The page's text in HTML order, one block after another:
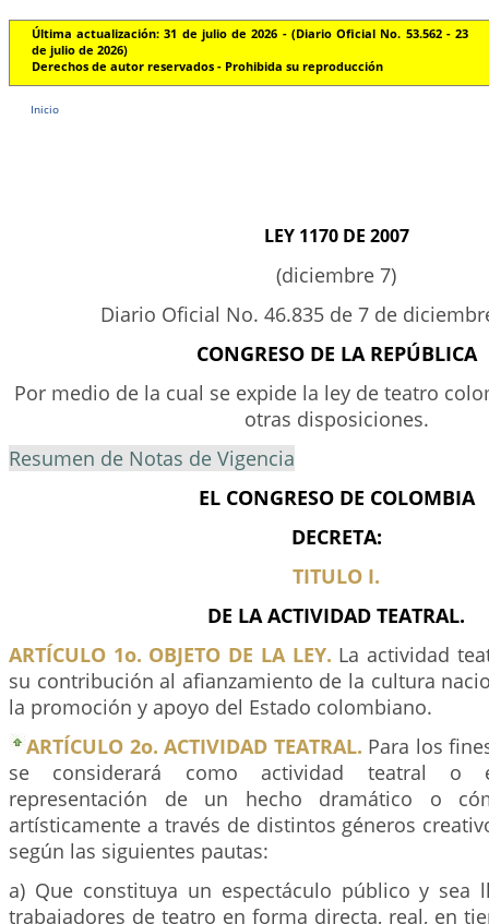
Última actualización: 31 de julio de 2026 - (Diario Oficial No. 53.562 - 23
de julio de 2026)
Derechos de autor reservados - Prohibida su reproducción
Inicio
LEY 1170 DE 2007
(diciembre 7)
Diario Oficial No. 46.835 de 7 de
CONGRESO DE LA REPÚBLICA
Por medio de la cual se expide la ley de teatro
otras disposiciones.
Resumen de Notas de Vigencia
EL CONGRESO DE COLOMBIA
DECRETA:
TITULO I.
DE LA ACTIVIDAD TEATRAL.
ARTÍCULO 1o. OBJETO DE LA LEY. La actividad
su contribución al afianzamiento de la cultura
la promoción y apoyo del Estado colombiano.
ARTÍCULO 2o. ACTIVIDAD TEATRAL. Para los
se considerará como actividad teatral o
representación de un hecho dramático o
artísticamente a través de distintos géneros
según las siguientes pautas:
a) Que constituya un espectáculo público y sea
trabajadores de teatro en forma directa, real, en